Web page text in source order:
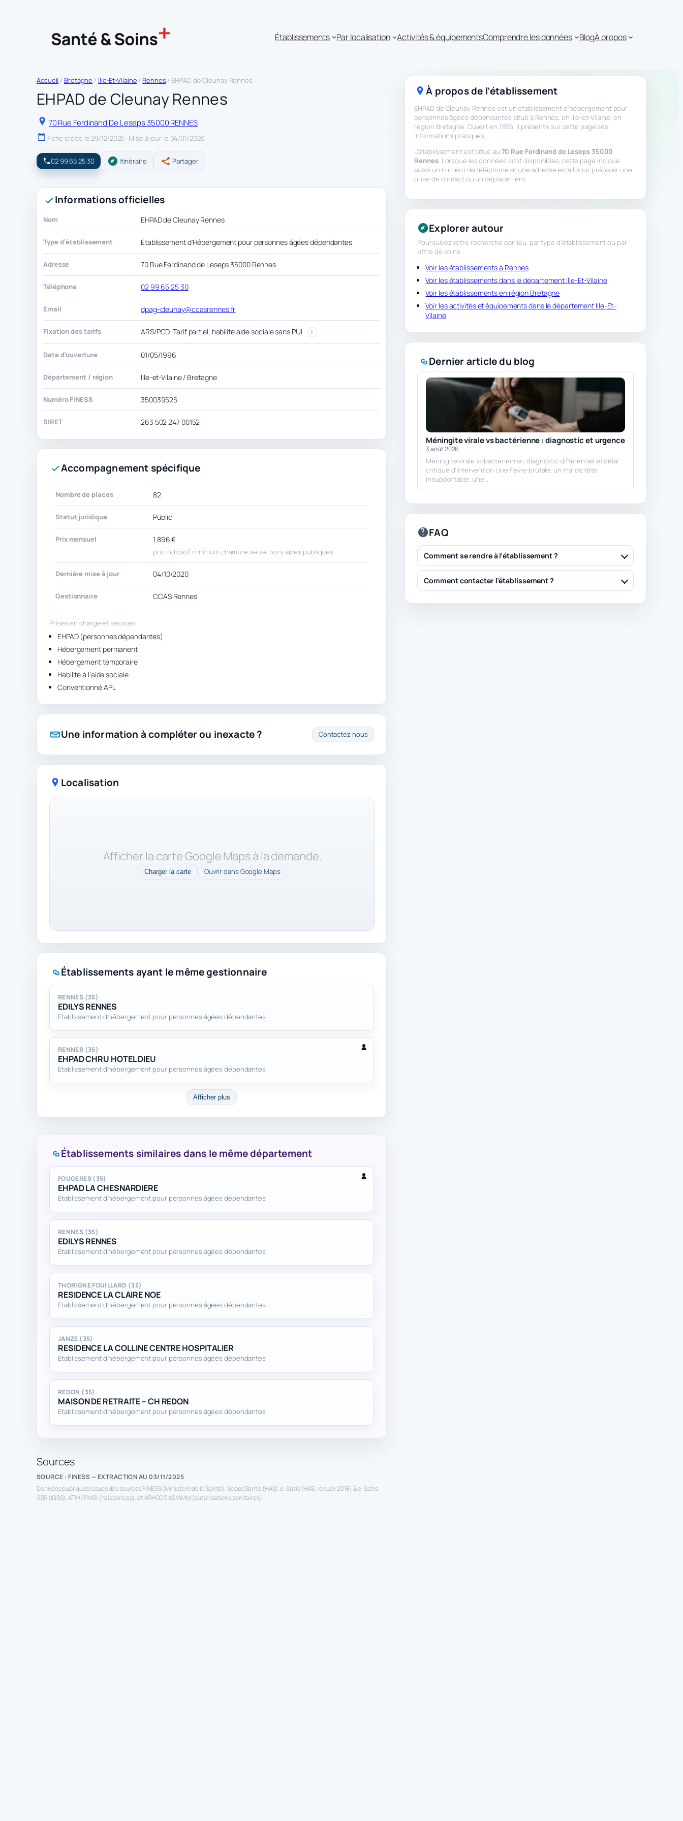
Établissements Par localisation Activités & équipementsComprendre les données BlogÀ propos
Accueil /Bretagne / Ille-Et-Vilaine /Rennes/ EHPAD de Cleunay Rennes
EHPAD de Cleunay Rennes
70 Rue Ferdinand De Leseps 35000 RENNES
Fiche créée le 29/12/2025 · Mise à jour le 04/01/2026
02 99 65 25 30 Itinéraire Partager
Informations officielles
Nom EHPAD de Cleunay Rennes
Type d’établissement Établissement d'Hébergement pour personnes âgées dépendantes
Adresse 70 Rue Ferdinand de Leseps 35000 Rennes
Téléphone 02 99 65 25 30
Email dpag-cleunay@ccasrennes.fr
Fixation des tarifs ARS/PCD, Tarif partiel, habilité aide sociale sans PUI i
Date d’ouverture 01/05/1996
Département / région Ille-et-Vilaine / Bretagne
Numéro FINESS 350039525
SIRET 263 502 247 00152
Accompagnement spécifique
Nombre de places 82
Statut juridique Public
Prix mensuel 1 896 €
prix indicatif minimum chambre seule, hors aides publiques
Dernière mise à jour 04/10/2020
Gestionnaire CCAS Rennes
Prises en charge et services
EHPAD (personnes dépendantes)
Hébergement permanent
Hébergement temporaire
Habilité à l’aide sociale
Conventionné APL
Une information à compléter ou inexacte ? Contactez nous
Localisation
Afficher la carte Google Maps à la demande.
Charger la carte Ouvrir dans Google Maps
Établissements ayant le même gestionnaire
RENNES (35)
EDILYS RENNES
Etablissement d'hébergement pour personnes âgées dépendantes
RENNES (35)
EHPAD CHRU HOTEL DIEU
Etablissement d'hébergement pour personnes âgées dépendantes
Afficher plus
Établissements similaires dans le même département
FOUGERES (35)
EHPAD LA CHESNARDIERE
Etablissement d'hébergement pour personnes âgées dépendantes
RENNES (35)
EDILYS RENNES
Etablissement d'hébergement pour personnes âgées dépendantes
THORIGNE FOUILLARD (35)
RESIDENCE LA CLAIRE NOE
Etablissement d'hébergement pour personnes âgées dépendantes
JANZE (35)
RESIDENCE LA COLLINE CENTRE HOSPITALIER
Etablissement d'hébergement pour personnes âgées dépendantes
REDON (35)
MAISON DE RETRAITE – CH REDON
Etablissement d'hébergement pour personnes âgées dépendantes
Sources
SOURCE : FINESS — EXTRACTION AU 03/11/2025
Données publiques issues des sources FINESS (Ministère de la Santé), ScopeSanté (HAS), e-Satis (HAS, recueil 2018) & e-Satis
SSR (IQSS), ATIH / PMSI (naissances), et ARHGOS AS/AMM (autorisations sanitaires).
À propos de l’établissement
EHPAD de Cleunay Rennes est un établissement d'hébergement pour
personnes âgées dépendantes situé à Rennes, en Ille-et-Vilaine, en
région Bretagne. Ouvert en 1996, il présente sur cette page ses
informations pratiques.
L’établissement est situé au 70 Rue Ferdinand de Leseps 35000
Rennes. Lorsque les données sont disponibles, cette page indique
aussi un numéro de téléphone et une adresse email pour préparer une
prise de contact ou un déplacement.
Explorer autour
Poursuivez votre recherche par lieu, par type d’établissement ou par
offre de soins.
Voir les établissements à Rennes
Voir les établissements dans le département Ille-Et-Vilaine
Voir les établissements en région Bretagne
Voir les activités et équipements dans le département Ille-Et-
Vilaine
Dernier article du blog
Méningite virale vs bactérienne : diagnostic et urgence
3 août 2026
Méningite virale vs bactérienne : diagnostic différentiel et délai
critique d’intervention Une fièvre brutale, un mal de tête
insupportable, une…
FAQ
Comment se rendre à l’établissement ?
Comment contacter l’établissement ?